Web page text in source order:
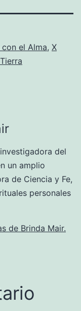
el Alma, X
del
un amplio
de Ciencia y Fe,
personales
de Brinda Mair.